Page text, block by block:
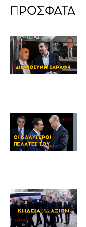
ΠΡΟΣΦΑΤΑ